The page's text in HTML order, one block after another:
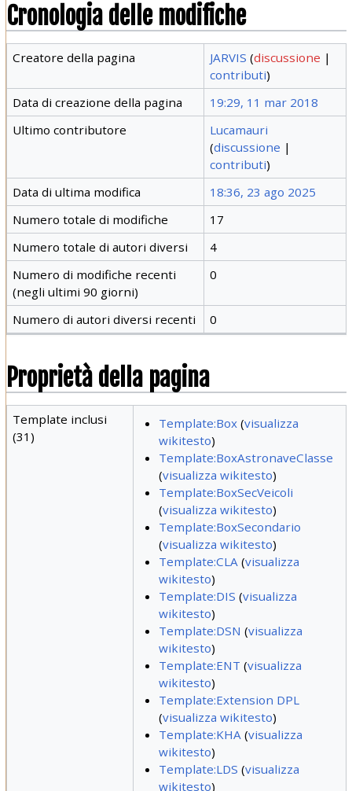
Cronologia delle modifiche
Creatore della pagina JARVIS (discussione |
contributi)
Data di creazione della pagina
19:29, 11 mar 2018
Ultimo contributore
Lucamauri
(discussione |
contributi)
Data di ultima modifica
18:36, 23 ago 2025
Numero totale di modifiche
17
Numero totale di autori diversi
4
Numero di modifiche recenti
(negli ultimi 90 giorni)
0
Numero di autori diversi recenti 0
Proprietà della pagina
Template inclusi
(31)
Template:Box(visualizza
wikitesto)
Template:BoxAstronaveClasse
(visualizza wikitesto)
Template:BoxSecVeicoli
(visualizza wikitesto)
Template:BoxSecondario
(visualizza wikitesto)
Template:CLA(visualizza
wikitesto)
Template:DIS (visualizza
wikitesto)
Template:DSN (visualizza
wikitesto)
Template:ENT (visualizza
wikitesto)
Template:Extension DPL
(visualizza wikitesto)
Template:KHA(visualizza
wikitesto)
Template:LDS (visualizza
wikitesto)